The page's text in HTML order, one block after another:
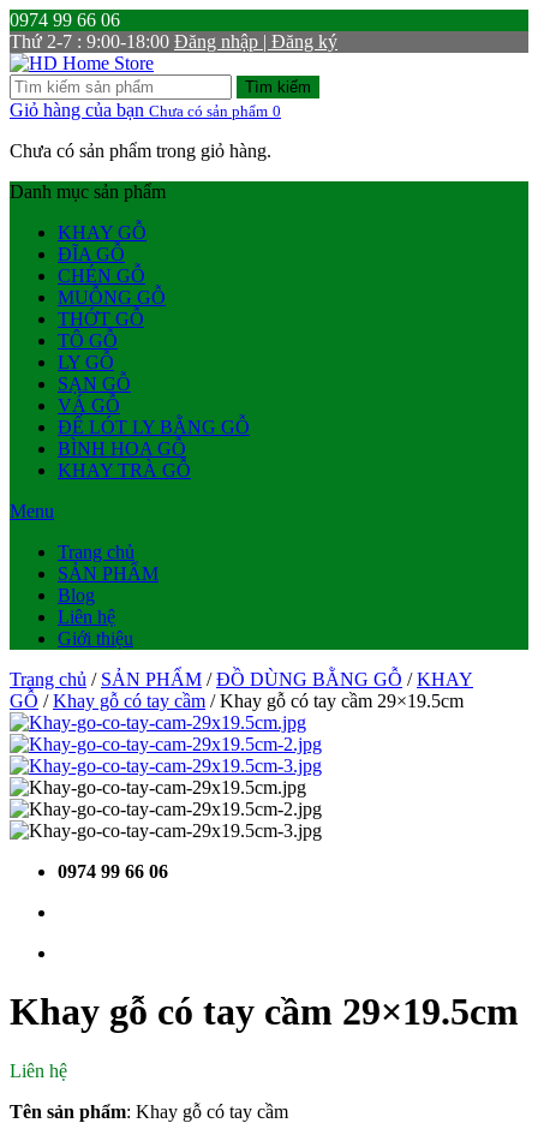
0974 99 66 06
Thứ 2-7 : 9:00-18:00 Đăng nhập | Đăng ký
Tìm kiếm
Giỏ hàng của bạn Chưa có sản phẩm 0
Chưa có sản phẩm trong giỏ hàng.
Danh mục sản phẩm
KHAY GỖ
ĐĨA GỖ
CHÉN GỖ
MUỖNG GỖ
THỚT GỖ
TÔ GỖ
LY GỖ
SẠN GỖ
VÁ GỖ
ĐẾ LÓT LY BẰNG GỖ
BÌNH HOA GỖ
KHAY TRÀ GỖ
Menu
Trang chủ
SẢN PHẨM
Blog
Liên hệ
Giới thiệu
Trang chủ / SẢN PHẨM /ĐỒ DÙNG BẰNG GỖ /KHAY
GỖ /Khay gỗ có tay cầm / Khay gỗ có tay cầm 29×19.5cm
0974 99 66 06
Khay gỗ có tay cầm 29×19.5cm
Liên hệ
Tên sản phẩm: Khay gỗ có tay cầm